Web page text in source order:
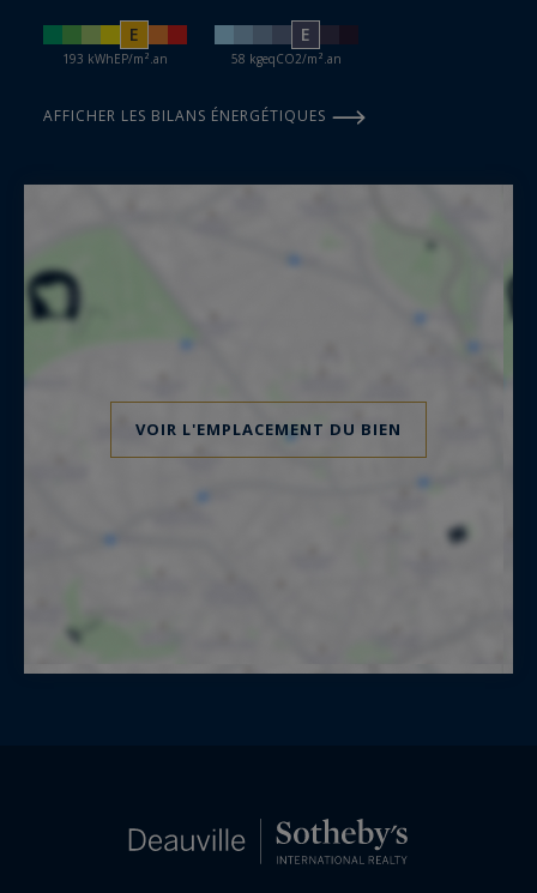
E
193 kWhEP/m².an
E
58 kgeqCO2/m².an
AFFICHER LES BILANS ÉNERGÉTIQUES
VOIR L'EMPLACEMENT DU BIEN